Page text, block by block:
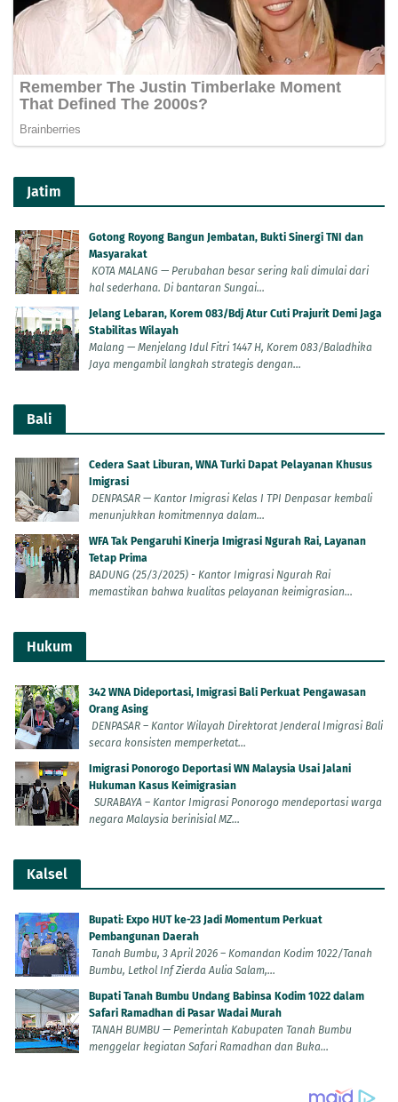
Jatim
Gotong Royong Bangun Jembatan, Bukti Sinergi TNI dan
Masyarakat
KOTA MALANG — Perubahan besar sering kali dimulai dari
hal sederhana. Di bantaran Sungai...
Jelang Lebaran, Korem 083/Bdj Atur Cuti Prajurit Demi Jaga
Stabilitas Wilayah
Malang — Menjelang Idul Fitri 1447 H, Korem 083/Baladhika
Jaya mengambil langkah strategis dengan...
Bali
Cedera Saat Liburan, WNA Turki Dapat Pelayanan Khusus
Imigrasi
DENPASAR — Kantor Imigrasi Kelas I TPI Denpasar kembali
menunjukkan komitmennya dalam...
WFA Tak Pengaruhi Kinerja Imigrasi Ngurah Rai, Layanan
Tetap Prima
BADUNG (25/3/2025) - Kantor Imigrasi Ngurah Rai
memastikan bahwa kualitas pelayanan keimigrasian...
Hukum
342 WNA Dideportasi, Imigrasi Bali Perkuat Pengawasan
Orang Asing
DENPASAR – Kantor Wilayah Direktorat Jenderal Imigrasi Bali
secara konsisten memperketat...
Imigrasi Ponorogo Deportasi WN Malaysia Usai Jalani
Hukuman Kasus Keimigrasian
SURABAYA – Kantor Imigrasi Ponorogo mendeportasi warga
negara Malaysia berinisial MZ...
Kalsel
Bupati: Expo HUT ke-23 Jadi Momentum Perkuat
Pembangunan Daerah
Tanah Bumbu, 3 April 2026 – Komandan Kodim 1022/Tanah
Bumbu, Letkol Inf Zierda Aulia Salam,...
Bupati Tanah Bumbu Undang Babinsa Kodim 1022 dalam
Safari Ramadhan di Pasar Wadai Murah
TANAH BUMBU — Pemerintah Kabupaten Tanah Bumbu
menggelar kegiatan Safari Ramadhan dan Buka...